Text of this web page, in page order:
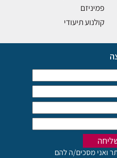
פמיניזם
קולנוע תיעודי
ואני מסכים/ה להם